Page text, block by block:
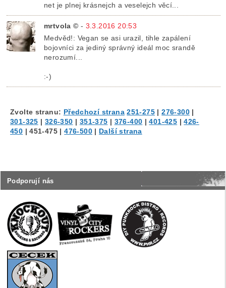
Podporují nás
net je plnej krásnejch a veselejch věcí...
mrtvola © - 3.3.2016 20:53
Medvěd!: Vegan se asi urazil, tihle zapálení
bojovníci za jediný správný ideál moc srandě
nerozumí...
:-)
Zvolte stranu: Předchozí strana 251-275 |276-300|
301-325 | 326-350 | 351-375 | 376-400 |401-425 |426-
450 |451-475 |476-500| Další strana